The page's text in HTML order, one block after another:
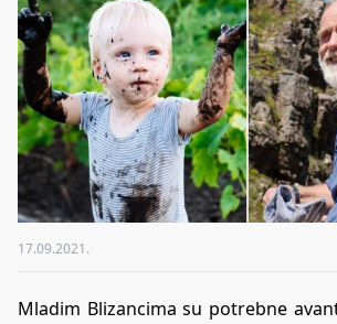
17.09.2021.
Mladim Blizancima su potrebne